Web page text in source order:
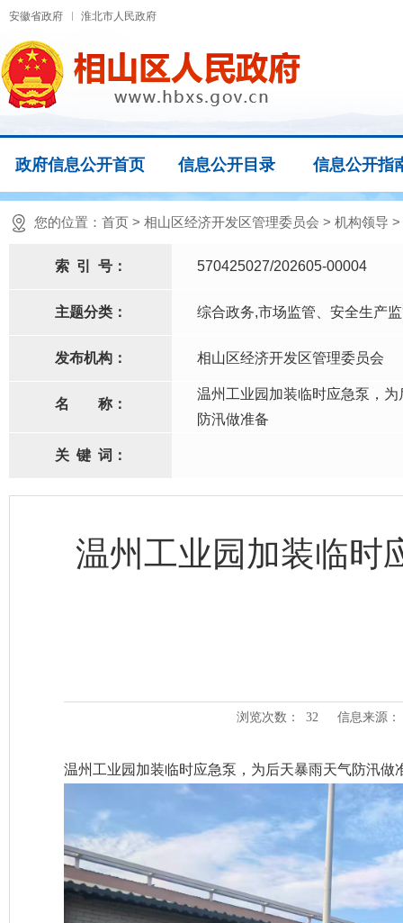
安徽省政府 淮北市人民政府
政府信息公开首页 信息公开目录 信息公开指
您的位置： 首页 > 相山区经济开发区管理委员会 > 机构领导 >
索 引 号： 570425027/202605-00004
主题分类： 综合政务,市场监管、安全生产
发布机构： 相山区经济开发区管理委员会
名 称：
温州工业园加装临时应急泵，为
防汛做准备
关 键 词：
温州工业园加装临时
浏览次数： 32 信息来源
温州工业园加装临时应急泵，为后天暴雨天气防汛做